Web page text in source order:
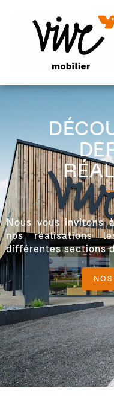
Nous vous invitons
nos réalisations
différentes sections